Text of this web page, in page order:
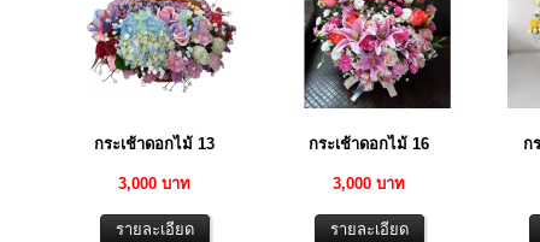
กระเช้าดอกไม้ 13
3,000 บาท
กระเช้าดอกไม้ 16
3,000 บาท
ก